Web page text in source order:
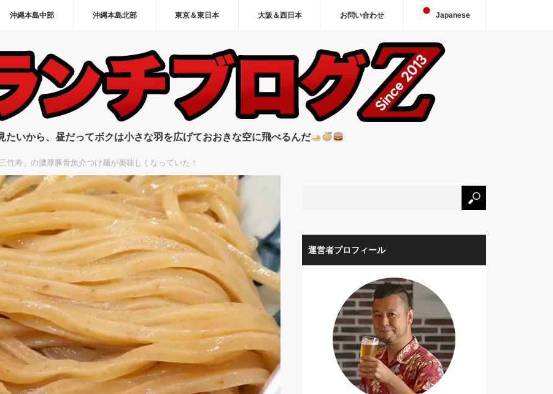
沖縄本島中部 沖縄本島北部 東京＆東日本 大阪＆西日本 お問い合わせ Japanese
たいから、昼だってボクは小さな羽を広げておおきな空に飛べるんだ
竹寿」の濃厚豚骨魚介つけ麺が美味しくなっていた！
運営者プロフィール